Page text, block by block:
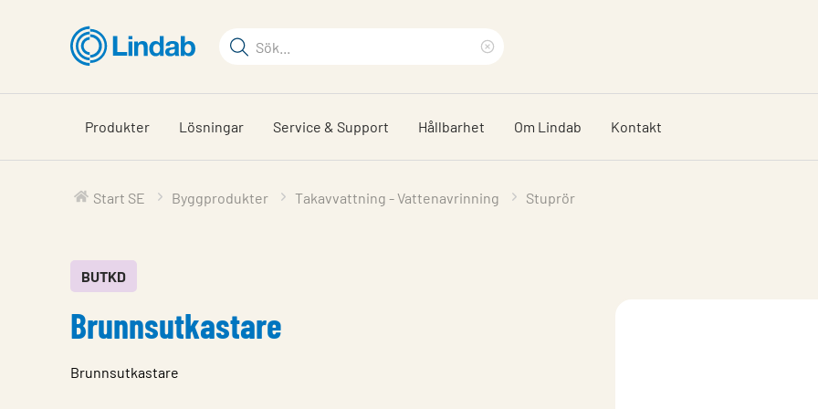
huvudinnehållet
Sökord
på
sajten
sökfras
Produkter Lösningar Service & Support Hållbarhet Om Lindab Kontakt
Start SE Byggprodukter Takavvattning - Vattenavrinning Stuprör
BUTKD
Brunnsutkastare
Brunnsutkastare